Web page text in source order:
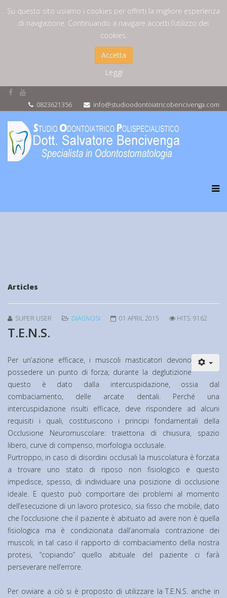
Su questo sito usiamo i cookies per offrirti la migliore esperienza
di navigazione. Continuando a navigare accetti l’utilizzo dei
cookies.
Accetta
Leggi
0823621356 info@studioodontoiatricobencivenga.com
Articles
SUPER USER DIAGNOSI 01 APRIL 2015 HITS: 9162
T.E.N.S.
Per un’azione efficace, i muscoli masticatori devono
possedere un punto di forza; durante la deglutizione
questo è dato dalla intercuspidazione, ossia dal
combaciamento, delle arcate dentali. Perché una
intercuspidazione risulti efficace, deve rispondere ad alcuni
requisiti i quali, costituiscono i principi fondamentali della
Occlusione Neuromuscolare: traiettoria di chiusura, spazio
libero, curve di compenso, morfologia occlusale.
Purtroppo, in caso di disordini occlusali la muscolatura è forzata
a trovare uno stato di riposo non fisiologico e questo
impedisce, spesso, di individuare una posizione di occlusione
ideale. E questo può comportare dei problemi al momento
dell’esecuzione di un lavoro protesico, sia fisso che mobile, dato
che l’occlusione che il paziente è abituato ad avere non è quella
fisiologica ma è condizionata dall’anomala contrazione dei
muscoli; in tal caso il rapporto di combaciamento della nostra
protesi, “copiando” quello abituale del paziente ci farà
perseverare nell’errore.
Per ovviare a ciò si è proposto di utilizzare la T.E.N.S. anche in